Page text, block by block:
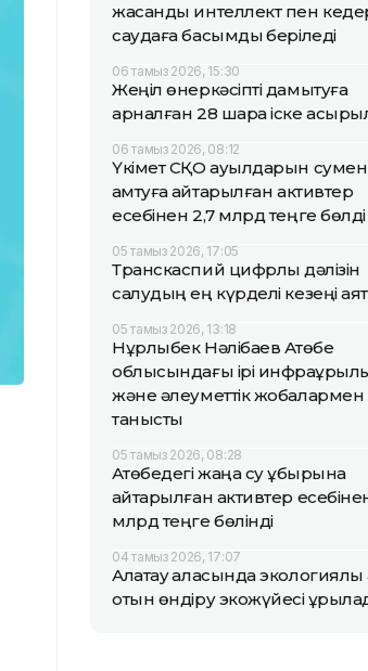
жасанды интеллект пен
саудаға басымдық беріледі
06 тамыз 2026, 15:30
Жеңіл өнеркәсіпті дамытуға
арналған 28 шара іске
06 тамыз 2026, 08:12
Үкімет СҚО ауылдарын сумен
қамтуға қайтарылған активтер
есебінен 2,7 млрд теңге бөлді
05 тамыз 2026, 17:05
Транскаспий цифрлық дәлізін
салудың ең күрделі кезеңі
05 тамыз 2026, 13:18
Нұрлыбек Нәлібаев Ақтөбе
облысындағы ірі
және әлеуметтік жобалармен
танысты
05 тамыз 2026, 08:28
Ақтөбедегі жаңа су құбырына
қайтарылған активтер
млрд теңге бөлінді
04 тамыз 2026, 17:07
Алатау қаласында
отын өндіру экожүйесі